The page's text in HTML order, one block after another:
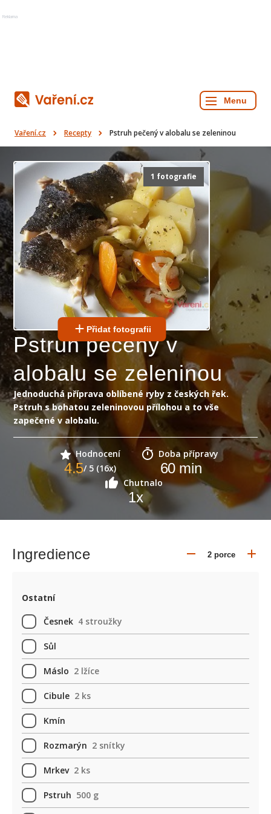
Reklama
Vaření.cz Recepty Pstruh pečený v alobalu se zeleninou
1 fotografie
Přidat fotografii
Pstruh pečený v
alobalu se zeleninou
Jednoduchá příprava oblíbené ryby z českých řek.
Pstruh s bohatou zeleninovou přílohou a to vše
zapečené v alobalu.
Hodnocení
4.5/ 5 (16x)
Doba přípravy
60min
Chutnalo
1x
Ingredience
Ostatní
Česnek 4 stroužky
Sůl
Máslo 2 lžíce
Cibule 2 ks
Kmín
Rozmarýn 2 snítky
Mrkev 2 ks
Pstruh 500 g